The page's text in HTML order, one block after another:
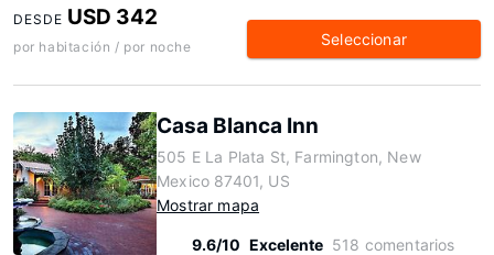
DESDE USD 342
por habitación / por noche Seleccionar
Casa Blanca Inn
505 E La Plata St, Farmington, New
Mexico 87401, US
Mostrar mapa
9.6/10 Excelente 518 comentarios